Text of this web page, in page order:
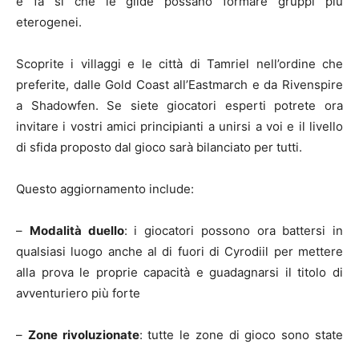
eterogenei.
Scoprite i villaggi e le città di Tamriel nell’ordine che
preferite, dalle Gold Coast all’Eastmarch e da Rivenspire
a Shadowfen. Se siete giocatori esperti potrete ora
invitare i vostri amici principianti a unirsi a voi e il livello
di sfida proposto dal gioco sarà bilanciato per tutti.
Questo aggiornamento include:
– Modalità duello: i giocatori possono ora battersi in
qualsiasi luogo anche al di fuori di Cyrodiil per mettere
alla prova le proprie capacità e guadagnarsi il titolo di
avventuriero più forte
– Zone rivoluzionate: tutte le zone di gioco sono state